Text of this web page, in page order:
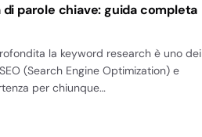
parole chiave: guida completa
la keyword research è uno dei
(Search Engine Optimization) e
per chiunque…